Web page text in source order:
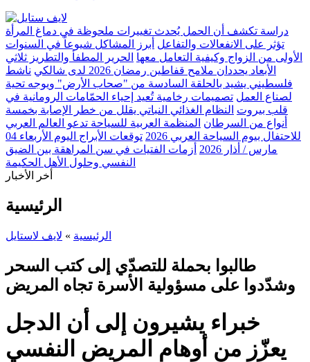
دراسة تكشف أن الحمل يُحدث تغييرات ملحوظة في دماغ المرأة
تؤثر على الانفعالات والتفاعل أبرز المشاكل شيوعاً في السنوات
الأولى من الزواج وكيفية التعامل معها الحرير المطفأ والتطريز ثلاثي
الأبعاد يحددان ملامح قفاطين رمضان 2026 لدى شالكي
ناشط
فلسطيني يشيد بالحلقة السادسة من "صحاب الأرض" ويوجه تحية
لصناع العمل تصميمات رخامية تُعيد إحياء الحمّامات الرومانية في
قلب بيروت النظام الغذائي النباتي يقلل من خطر الإصابة بخمسة
أنواع من السرطان المنظمة العربية للسياحة تدعو العالم العربي
للاحتفال بيوم السياحة العربي 2026
توقعات الأبراج اليوم الأربعاء 04
مارس / أذار 2026
أزمات الفتيات في سن المراهقة بين الضيق
النفسي وحلول الأهل الحكيمة
أخر الأخبار
الرئيسية
الرئيسية » لايف لاستايل
طالبوا بحملة للتصدّي إلى كتب السحر
وشدّدوا على مسؤولية الأسرة تجاه المريض
خبراء يشيرون إلى أن الدجل
يعزّز من أوهام المريض النفسي